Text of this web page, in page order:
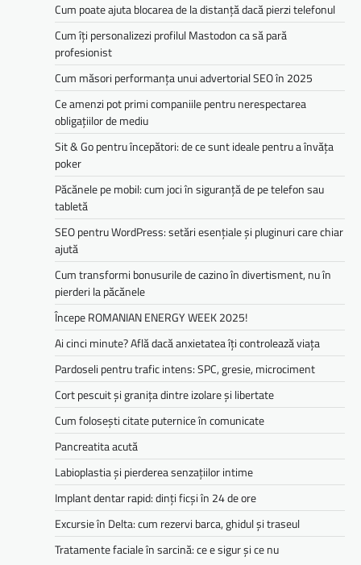
Cum poate ajuta blocarea de la distanță dacă pierzi telefonul
Cum îți personalizezi profilul Mastodon ca să pară
profesionist
Cum măsori performanța unui advertorial SEO în 2025
Ce amenzi pot primi companiile pentru nerespectarea
obligațiilor de mediu­­
Sit & Go pentru începători: de ce sunt ideale pentru a învăța
poker
Păcănele pe mobil: cum joci în siguranță de pe telefon sau
tabletă
SEO pentru WordPress: setări esențiale și pluginuri care chiar
ajută
Cum transformi bonusurile de cazino în divertisment, nu în
pierderi la păcănele
Începe ROMANIAN ENERGY WEEK 2025!
Ai cinci minute? Află dacă anxietatea îți controlează viața
Pardoseli pentru trafic intens: SPC, gresie, microciment
Cort pescuit și granița dintre izolare și libertate
Cum folosești citate puternice în comunicate
Pancreatita acută
Labioplastia și pierderea senzațiilor intime
Implant dentar rapid: dinți ficși în 24 de ore
Excursie în Delta: cum rezervi barca, ghidul și traseul
Tratamente faciale în sarcină: ce e sigur și ce nu